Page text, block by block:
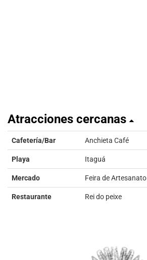
Atracciones cercanas
Cafetería/Bar Anchieta Café
Playa Itaguá
Mercado Feira de Artesanato
Restaurante Rei do peixe